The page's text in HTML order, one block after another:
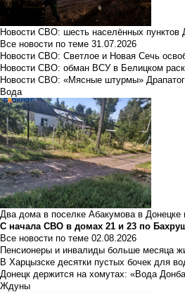
Новости СВО: шесть населённых
Все новости по теме 31.07.2026
Новости СВО: Светлое и Новая Сечь
Новости СВО: обман ВСУ в Белицком
Новости СВО: «Мясные штурмы»
Вода
Два дома в поселке Абакумова в Донецке
С начала СВО в домах 21 и 23 по
Все новости по теме 02.08.2026
Пенсионеры и инвалиды больше месяца
В Харцызске десятки пустых бочек для
Донецк держится на хомутах: «Вода
Ждуны